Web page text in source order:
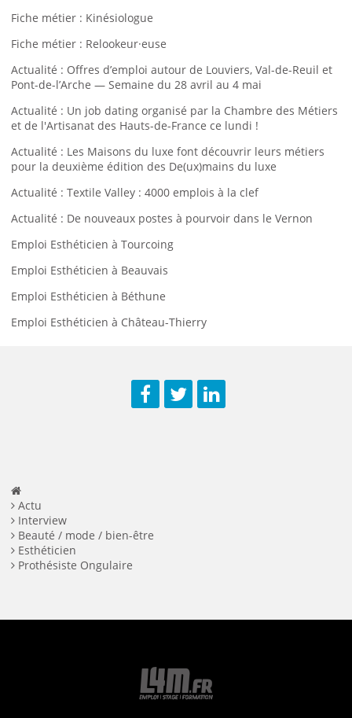
Fiche métier : Kinésiologue
Fiche métier : Relookeur·euse
Actualité : Offres d’emploi autour de Louviers, Val-de-Reuil et
Pont-de-l’Arche — Semaine du 28 avril au 4 mai
Actualité : Un job dating organisé par la Chambre des Métiers
et de l'Artisanat des Hauts-de-France ce lundi !
Actualité : Les Maisons du luxe font découvrir leurs métiers
pour la deuxième édition des De(ux)mains du luxe
Actualité : Textile Valley : 4000 emplois à la clef
Actualité : De nouveaux postes à pourvoir dans le Vernon
Emploi Esthéticien à Tourcoing
Emploi Esthéticien à Beauvais
Emploi Esthéticien à Béthune
Emploi Esthéticien à Château-Thierry
Actu
Interview
Beauté / mode / bien-être
Esthéticien
Prothésiste Ongulaire